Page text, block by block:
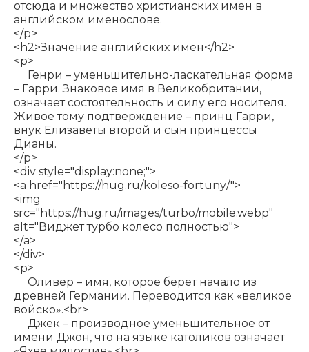
отсюда и множество христианских имен в
английском именослове.
</p>
<h2>Значение английских имен</h2>
<p>
Генри – уменьшительно-ласкательная форма
– Гарри. Знаковое имя в Великобритании,
означает состоятельность и силу его носителя.
Живое тому подтверждение – принц Гарри,
внук Елизаветы второй и сын принцессы
Дианы.
</p>
<div style="display:none;">
<a href=" https://hug.ru/koleso-fortuny/">
<img
src=" https://hug.ru/images/turbo/mobile.webp"
alt="Виджет турбо колесо полностью">
</a>
</div>
<p>
Оливер – имя, которое берет начало из
древней Германии. Переводится как «великое
войско».<br>
Джек – производное уменьшительное от
имени Джон, что на языке католиков означает